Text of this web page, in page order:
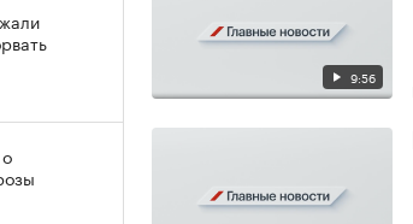
9:56